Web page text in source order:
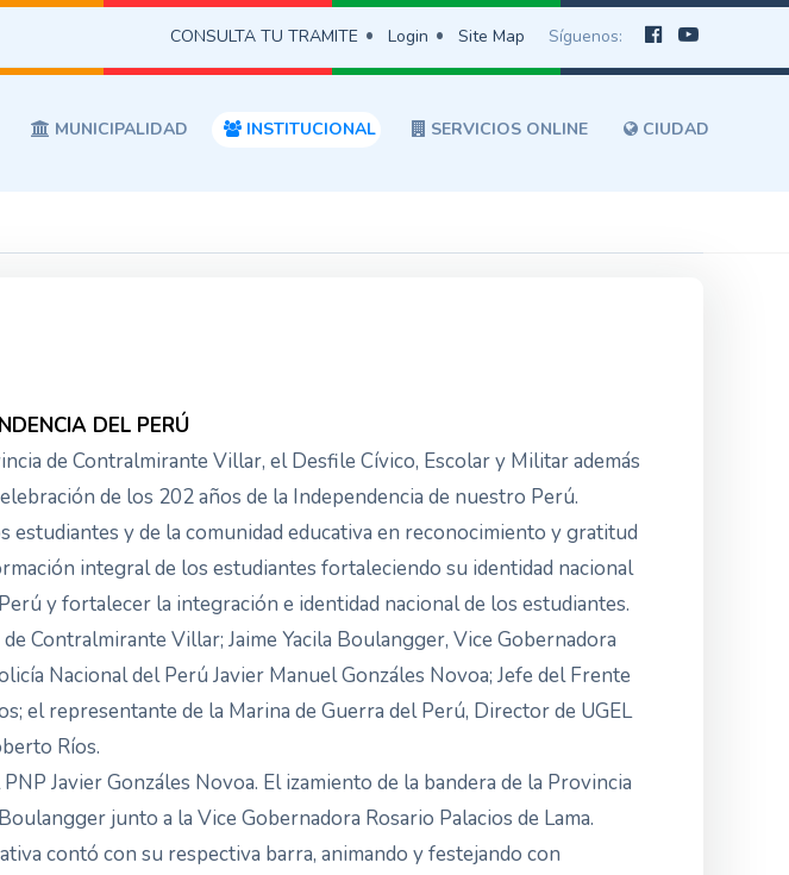
Síguenos:
CONSULTA TU TRAMITE Login Site Map
MUNICIPALIDAD INSTITUCIONAL SERVICIOS ONLINE CIUDAD
DEL PERÚ
de Contralmirante Villar, el Desfile Cívico, Escolar y Militar además
de los 202 años de la Independencia de nuestro Perú.
y de la comunidad educativa en reconocimiento y gratitud
integral de los estudiantes fortaleciendo su identidad nacional
y fortalecer la integración e identidad nacional de los estudiantes.
Contralmirante Villar; Jaime Yacila Boulangger, Vice Gobernadora
Nacional del Perú Javier Manuel Gonzáles Novoa; Jefe del Frente
el representante de la Marina de Guerra del Perú, Director de UGEL
Ríos.
Javier Gonzáles Novoa. El izamiento de la bandera de la Provincia
junto a la Vice Gobernadora Rosario Palacios de Lama.
contó con su respectiva barra, animando y festejando con